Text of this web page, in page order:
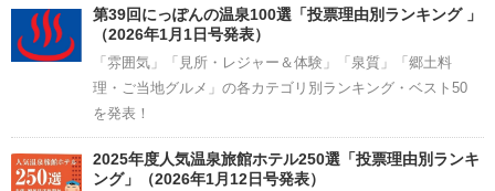
第39回にっぽんの温泉100選「投票理由別ランキング 」
（2026年1月1日号発表）
「雰囲気」「見所・レジャー＆体験」「泉質」「郷土料
理・ご当地グルメ」の各カテゴリ別ランキング・ベスト50
を発表！
2025年度人気温泉旅館ホテル250選「投票理由別ランキ
ング」（2026年1月12日号発表）